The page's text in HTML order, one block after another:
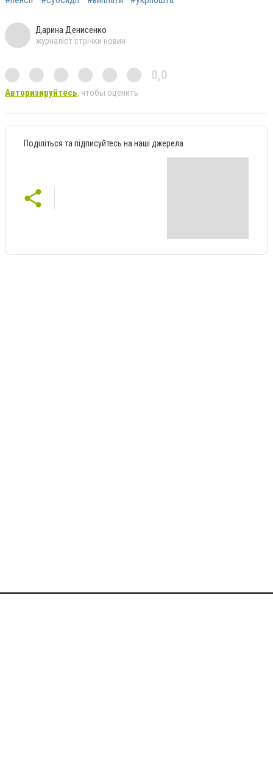
Дарина Денисенко
журналіст стрічки новин
0,0
Авторизируйтесь, чтобы оценить
Поділіться та підписуйтесь на наші джерела